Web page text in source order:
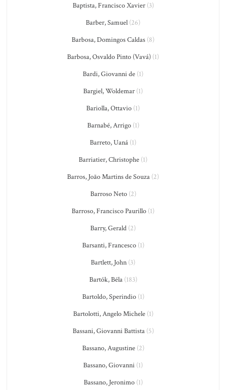
Baptista, Francisco Xavier(3)
Barber, Samuel (26)
Barbosa, Domingos Caldas (8)
Barbosa, Osvaldo Pinto (Vavá) (1)
Bardi, Giovanni de (1)
Bargiel, Woldemar (1)
Bariolla, Ottavio (1)
Barnabé, Arrigo(1)
Barreto, Uaná (1)
Barriatier, Christophe (1)
Barros, João Martins de Souza (2)
Barroso Neto(2)
Barroso, Francisco Paurillo (1)
Barry, Gerald (2)
Barsanti, Francesco(1)
Bartlett, John (3)
Bartók, Béla(183)
Bartoldo, Sperindio(1)
Bartolotti, Angelo Michele(1)
Bassani, Giovanni Battista(5)
Bassano, Augustine(2)
Bassano, Giovanni (1)
Bassano, Jeronimo(1)